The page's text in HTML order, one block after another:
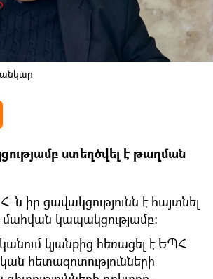
ստեղծվել է թաղման
իր ցավակցությունն է հայտնել
կապակցությամբ։
կյանքից հեռացել է ԵՊՀ
հետազոտությունների